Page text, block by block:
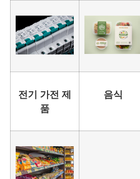
전기 가전 제
품
음식